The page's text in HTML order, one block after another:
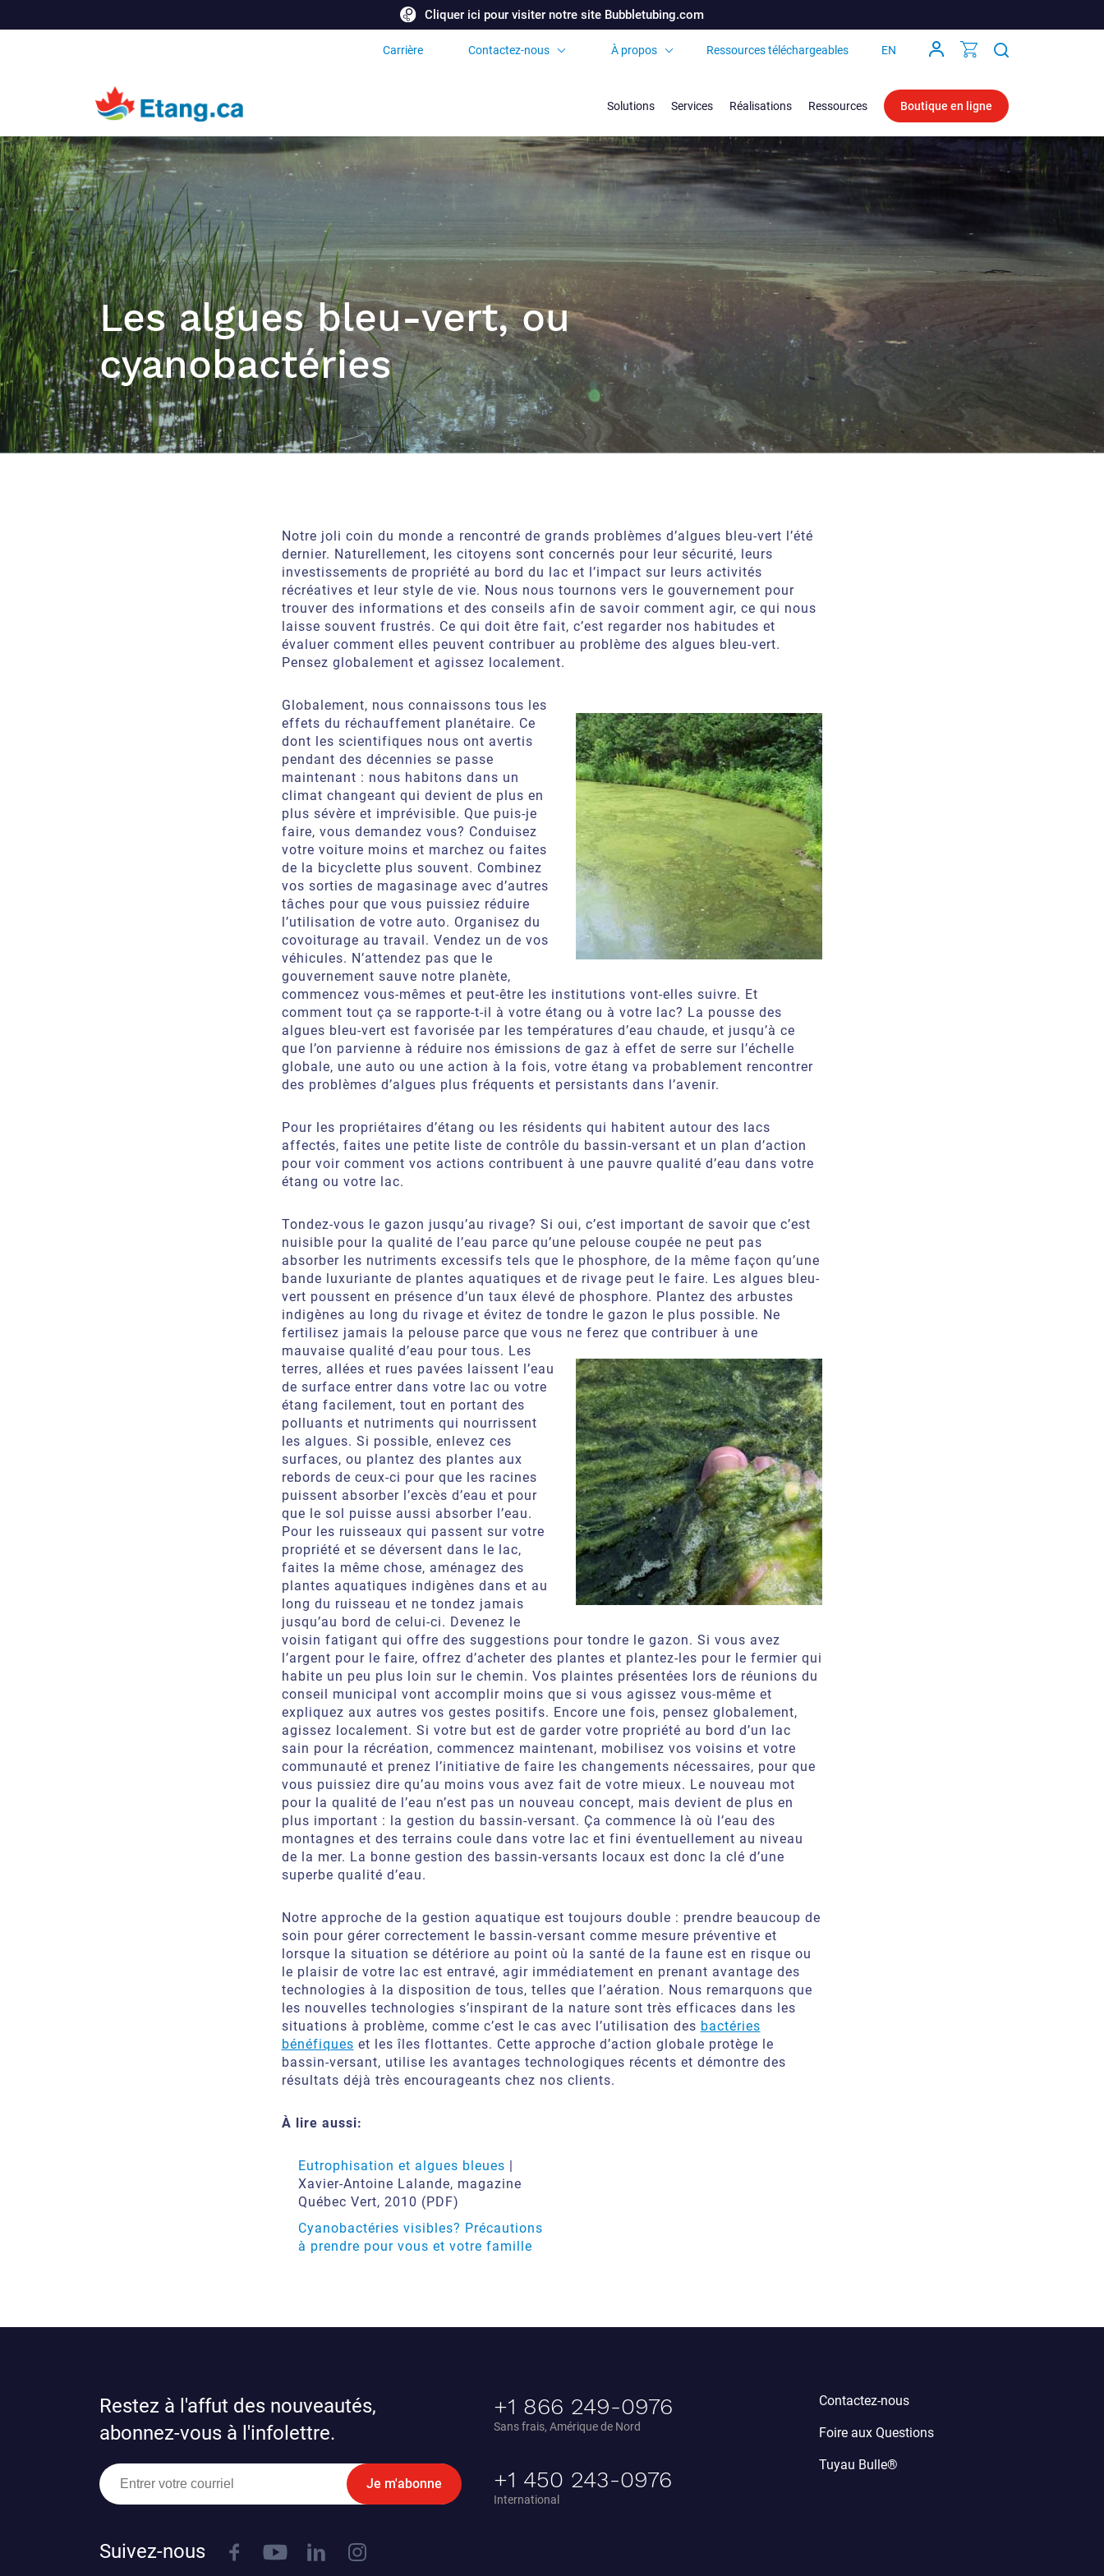
Cliquer ici pour visiter notre site Bubbletubing.com
Carrière Contactez-nous À propos
internationaux
Foire aux Questions
Ressources téléchargeables EN
Solutions Services Réalisations Ressources Boutique en ligne
Les algues bleu-vert, ou
cyanobactéries
Notre joli coin du monde a rencontré de grands problèmes d’algues bleu-vert l’été
dernier. Naturellement, les citoyens sont concernés pour leur sécurité, leurs
investissements de propriété au bord du lac et l’impact sur leurs activités
récréatives et leur style de vie. Nous nous tournons vers le gouvernement pour
trouver des informations et des conseils afin de savoir comment agir, ce qui nous
laisse souvent frustrés. Ce qui doit être fait, c’est regarder nos habitudes et
évaluer comment elles peuvent contribuer au problème des algues bleu-vert.
Pensez globalement et agissez localement.
Globalement, nous connaissons tous les
effets du réchauffement planétaire. Ce
dont les scientifiques nous ont avertis
pendant des décennies se passe
maintenant : nous habitons dans un
climat changeant qui devient de plus en
plus sévère et imprévisible. Que puis-je
faire, vous demandez vous? Conduisez
votre voiture moins et marchez ou faites
de la bicyclette plus souvent. Combinez
vos sorties de magasinage avec d’autres
tâches pour que vous puissiez réduire
l’utilisation de votre auto. Organisez du
covoiturage au travail. Vendez un de vos
véhicules. N’attendez pas que le
gouvernement sauve notre planète,
commencez vous-mêmes et peut-être les institutions vont-elles suivre. Et
comment tout ça se rapporte-t-il à votre étang ou à votre lac? La pousse des
algues bleu-vert est favorisée par les températures d’eau chaude, et jusqu’à ce
que l’on parvienne à réduire nos émissions de gaz à effet de serre sur l’échelle
globale, une auto ou une action à la fois, votre étang va probablement rencontrer
des problèmes d’algues plus fréquents et persistants dans l’avenir.
Pour les propriétaires d’étang ou les résidents qui habitent autour des lacs
affectés, faites une petite liste de contrôle du bassin-versant et un plan d’action
pour voir comment vos actions contribuent à une pauvre qualité d’eau dans votre
étang ou votre lac.
Tondez-vous le gazon jusqu’au rivage? Si oui, c’est important de savoir que c’est
nuisible pour la qualité de l’eau parce qu’une pelouse coupée ne peut pas
absorber les nutriments excessifs tels que le phosphore, de la même façon qu’une
bande luxuriante de plantes aquatiques et de rivage peut le faire. Les algues bleu-
vert poussent en présence d’un taux élevé de phosphore. Plantez des arbustes
indigènes au long du rivage et évitez de tondre le gazon le plus possible. Ne
fertilisez jamais la pelouse parce que vous ne ferez que contribuer à une
mauvaise qualité d’eau pour tous. Les
terres, allées et rues pavées laissent l’eau
de surface entrer dans votre lac ou votre
étang facilement, tout en portant des
polluants et nutriments qui nourrissent
les algues. Si possible, enlevez ces
surfaces, ou plantez des plantes aux
rebords de ceux-ci pour que les racines
puissent absorber l’excès d’eau et pour
que le sol puisse aussi absorber l’eau.
Pour les ruisseaux qui passent sur votre
propriété et se déversent dans le lac,
faites la même chose, aménagez des
plantes aquatiques indigènes dans et au
long du ruisseau et ne tondez jamais
jusqu’au bord de celui-ci. Devenez le
voisin fatigant qui offre des suggestions pour tondre le gazon. Si vous avez
l’argent pour le faire, offrez d’acheter des plantes et plantez-les pour le fermier qui
habite un peu plus loin sur le chemin. Vos plaintes présentées lors de réunions du
conseil municipal vont accomplir moins que si vous agissez vous-même et
expliquez aux autres vos gestes positifs. Encore une fois, pensez globalement,
agissez localement. Si votre but est de garder votre propriété au bord d’un lac
sain pour la récréation, commencez maintenant, mobilisez vos voisins et votre
communauté et prenez l’initiative de faire les changements nécessaires, pour que
vous puissiez dire qu’au moins vous avez fait de votre mieux. Le nouveau mot
pour la qualité de l’eau n’est pas un nouveau concept, mais devient de plus en
plus important : la gestion du bassin-versant. Ça commence là où l’eau des
montagnes et des terrains coule dans votre lac et fini éventuellement au niveau
de la mer. La bonne gestion des bassin-versants locaux est donc la clé d’une
superbe qualité d’eau.
Notre approche de la gestion aquatique est toujours double : prendre beaucoup de
soin pour gérer correctement le bassin-versant comme mesure préventive et
lorsque la situation se détériore au point où la santé de la faune est en risque ou
le plaisir de votre lac est entravé, agir immédiatement en prenant avantage des
technologies à la disposition de tous, telles que l’aération. Nous remarquons que
les nouvelles technologies s’inspirant de la nature sont très efficaces dans les
situations à problème, comme c’est le cas avec l’utilisation des bactéries
bénéfiques et les îles flottantes. Cette approche d’action globale protège le
bassin-versant, utilise les avantages technologiques récents et démontre des
résultats déjà très encourageants chez nos clients.
À lire aussi:
Eutrophisation et algues bleues |
Xavier-Antoine Lalande, magazine
Québec Vert, 2010 (PDF)
Cyanobactéries visibles? Précautions
à prendre pour vous et votre famille
Restez à l'affut des nouveautés,
abonnez-vous à l'infolettre.
Je m'abonne
Suivez-nous
+1 866 249-0976
Sans frais, Amérique de Nord
+1 450 243-0976
International
Contactez-nous
Foire aux Questions
Tuyau Bulle®